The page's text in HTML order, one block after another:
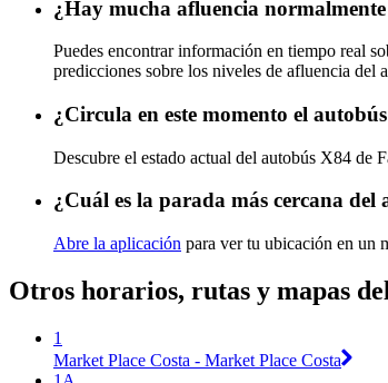
¿Hay mucha afluencia
Puedes encontrar información en tiempo real
predicciones sobre los niveles de afluencia del
¿Circula en este momento el
Descubre el estado actual del autobús X84 de
¿Cuál es la parada más cercana del
Abre la aplicación para ver tu ubicación en un
Otros horarios, rutas y mapas
1
Market Place Costa - Market Place Costa